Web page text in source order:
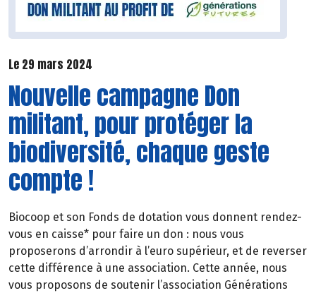
Le 29 mars 2024
Nouvelle campagne Don
militant, pour protéger la
biodiversité, chaque geste
compte !
Biocoop et son Fonds de dotation vous donnent rendez-
vous en caisse* pour faire un don : nous vous
proposerons d’arrondir à l’euro supérieur, et de reverser
cette différence à une association. Cette année, nous
vous proposons de soutenir l’association Générations